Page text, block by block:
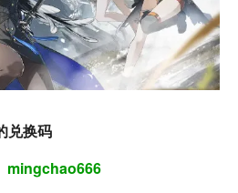
兑换码
mingchao666